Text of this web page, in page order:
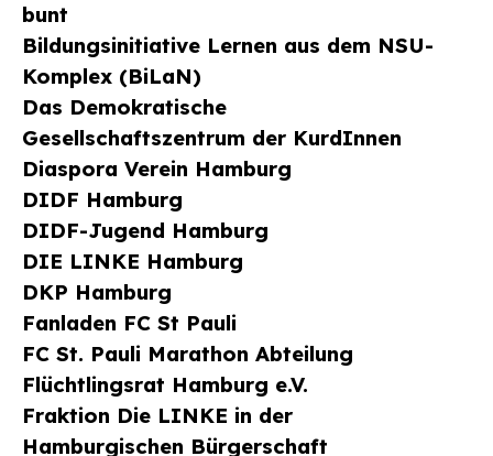
bunt
Bildungsinitiative Lernen aus dem NSU-
Komplex (BiLaN)
Das Demokratische
Gesellschaftszentrum der KurdInnen
Diaspora Verein Hamburg
DIDF Hamburg
DIDF-Jugend Hamburg
DIE LINKE Hamburg
DKP Hamburg
Fanladen FC St Pauli
FC St. Pauli Marathon Abteilung
Flüchtlingsrat Hamburg e.V.
Fraktion Die LINKE in der
Hamburgischen Bürgerschaft